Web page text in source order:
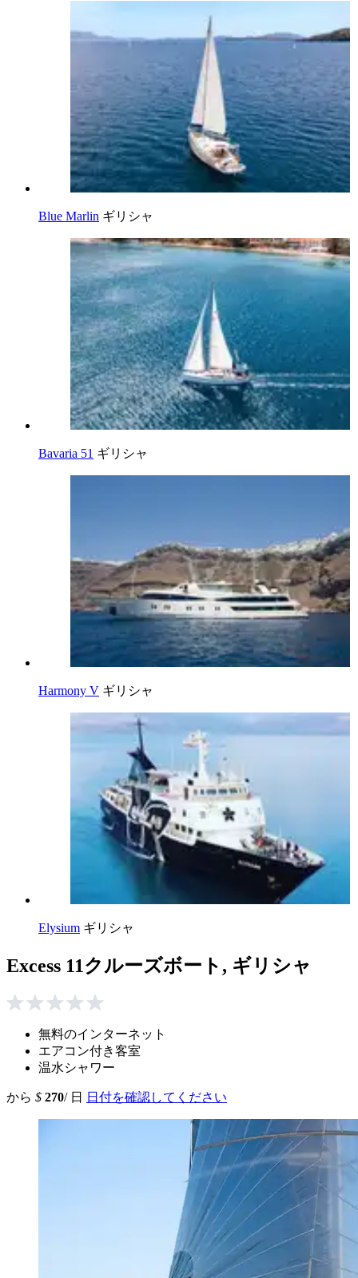
Blue Marlin ギリシャ
Bavaria 51 ギリシャ
Harmony V ギリシャ
Elysium ギリシャ
Excess 11クルーズボート, ギリシャ
無料のインターネット
エアコン付き客室
温水シャワー
から $ 270/ 日 日付を確認してください